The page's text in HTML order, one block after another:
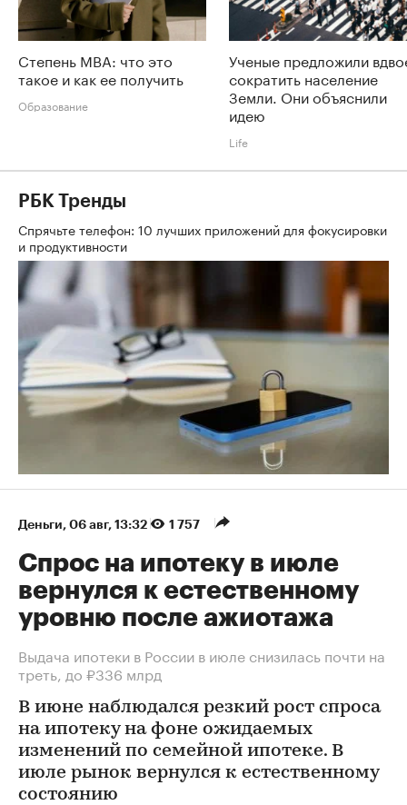
Степень MBA: что это
такое и как ее получить
Образование
Ученые предложили
сократить население
Земли. Они объяснили
идею
Life
РБК Тренды
Спрячьте телефон: 10 лучших приложений для фокусировки
и продуктивности
Деньги 06 авг, 13:32 1 757
Спрос на ипотеку в июле
вернулся к естественному
уровню после ажиотажа
Выдача ипотеки в России в июле снизилась почти на
треть, до ₽336 млрд
В июне наблюдался резкий рост спроса
на ипотеку на фоне ожидаемых
изменений по семейной ипотеке. В
июле рынок вернулся к естественному
состоянию